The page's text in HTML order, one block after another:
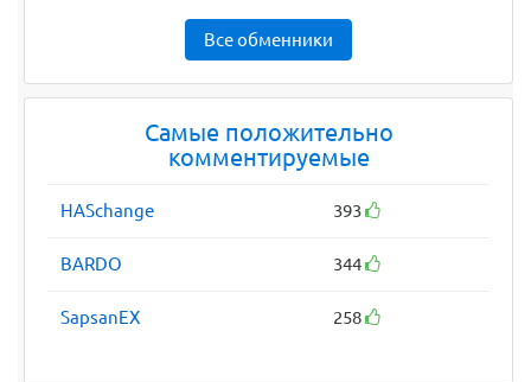
Все обменники
Самые положительно
комментируемые
HASchange 393
BARDO 344
SapsanEX 258